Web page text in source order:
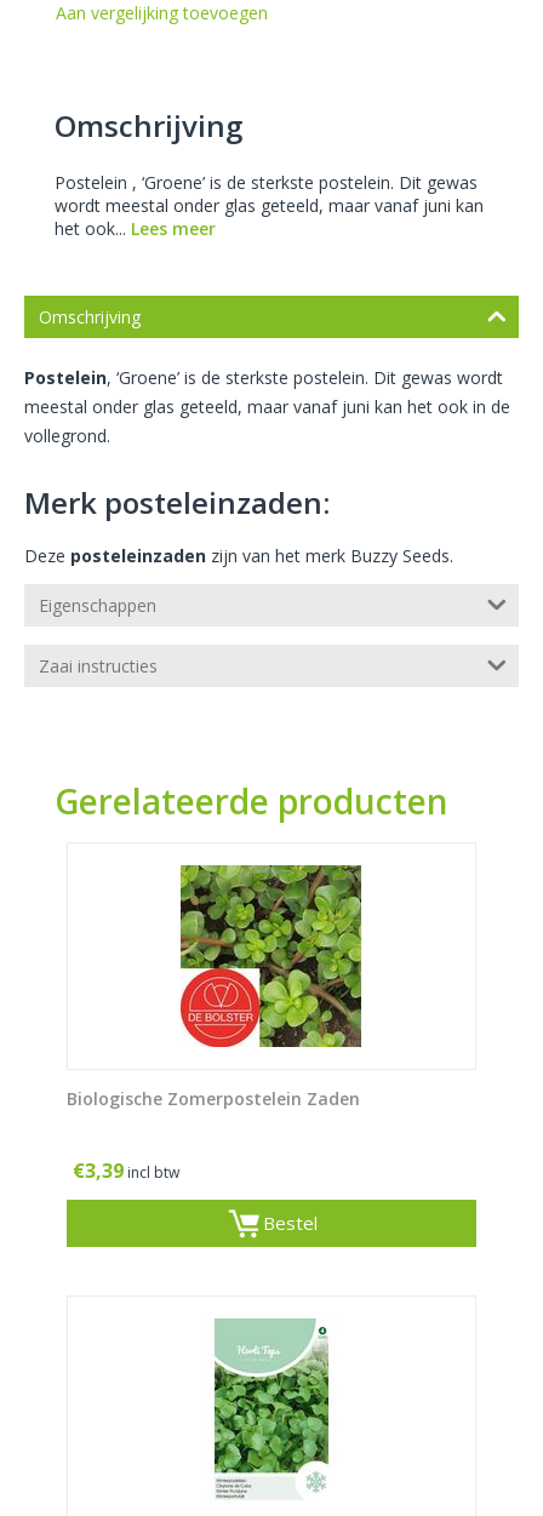
Aan vergelijking toevoegen
Omschrijving
Postelein , ‘Groene’ is de sterkste postelein. Dit gewas
wordt meestal onder glas geteeld, maar vanaf juni kan
het ook... Lees meer
Omschrijving
Postelein, ‘Groene’ is de sterkste postelein. Dit gewas wordt
meestal onder glas geteeld, maar vanaf juni kan het ook in de
vollegrond.
Merk posteleinzaden:
Deze posteleinzaden zijn van het merk Buzzy Seeds.
Eigenschappen
Zaai instructies
Gerelateerde producten
Biologische Zomerpostelein Zaden
€3,39 incl btw
Bestel